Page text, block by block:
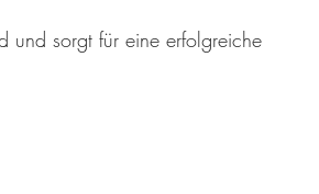
und sorgt für eine erfolgreiche